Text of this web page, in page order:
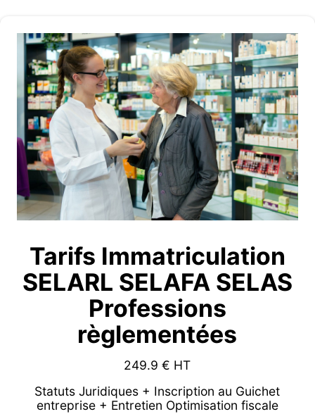
Tarifs Immatriculation
SELARL SELAFA SELAS
Professions
règlementées
249.9 € HT
Statuts Juridiques + Inscription au Guichet
entreprise + Entretien Optimisation fiscale